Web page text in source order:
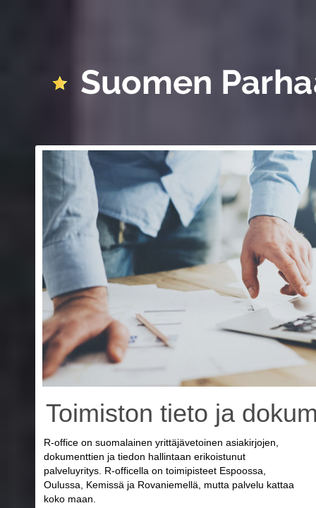
Toimiston tieto ja
R-office on suomalainen yrittäjävetoinen asiakirjojen,
dokumenttien ja tiedon hallintaan erikoistunut
palveluyritys. R-officella on toimipisteet Espoossa,
Oulussa, Kemissä ja Rovaniemellä, mutta palvelu kattaa
koko maan.